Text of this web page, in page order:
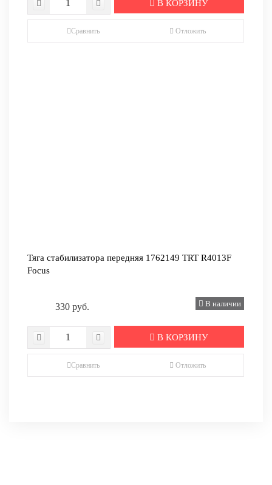
В КОРЗИНУ
Сравнить Отложить
Тяга стабилизатора передняя 1762149 TRT R4013F
Focus
330 руб. В наличии
В КОРЗИНУ
Сравнить Отложить